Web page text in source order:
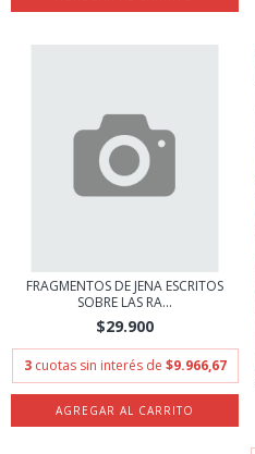
FRAGMENTOS DE JENA ESCRITOS
SOBRE LAS RA...
$29.900
3 cuotas sin interés de $9.966,67